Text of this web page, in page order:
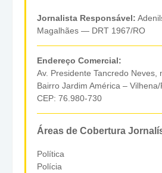
Jornalista Responsável:
Magalhães — DRT 1967/RO
Endereço Comercial:
Av. Presidente Tancredo Neves,
Bairro Jardim América – Vilhena/
CEP: 76.980-730
Áreas de Cobertura
Política
Polícia